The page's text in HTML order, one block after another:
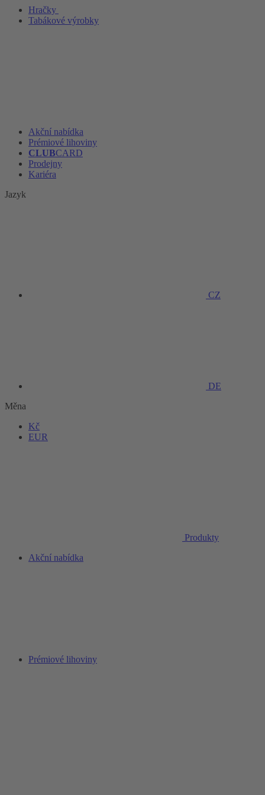
Hračky
Tabákové výrobky
Akční nabídka
Prémiové lihoviny
CLUBCARD
Prodejny
Kariéra
Jazyk
CZ
DE
Měna
Kč
EUR
Produkty
Akční nabídka
Prémiové lihoviny